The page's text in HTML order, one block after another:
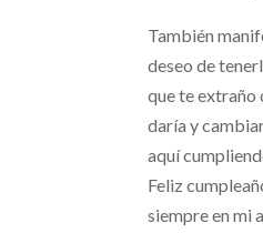
También
deseo de
que te extraño
daría y
aquí
Feliz
siempre en mi